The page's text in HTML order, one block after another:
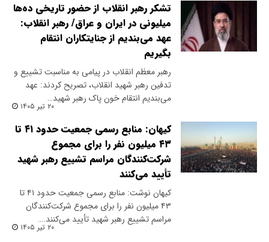
تشکر رهبر انقلاب از حضور تاریخی ده‌ها
میلیونی در ایران و عراق/ رهبر انقلاب:
عهد می‌بندیم از جنایتکاران انتقام
بگیریم
رهبر معظم انقلاب در پیامی به مناسبت تشییع و
تدفین رهبر شهید انقلاب، تصریح کردند: عهد
می‌بندیم انتقام خون پاک رهبر شهید…
۲۰ تیر ۱۴۰۵
کیهان: منابع رسمی جمعیت حدود ۴۱ تا
۴۳ میلیون نفر را برای مجموع
شرکت‌کنندگان مراسم تشییع رهبر شهید
تأیید می‌کنند
کیهان نوشت: منابع رسمی جمعیت حدود ۴۱ تا
۴۳ میلیون نفر را برای مجموع شرکت‌کنندگان
مراسم تشییع رهبر شهید تأیید می‌کنند.…
۲۰ تیر ۱۴۰۵